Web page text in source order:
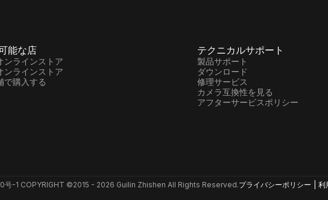
能な店
ンラインストア
ンラインストア
で購入する
テクニカルサポート
製品サポート
ダウンロード
修理サービス
カメラ互換性を見る
アフターサービスポリシー
号-1 COPYRIGHT ©2015 - 2026 Guilin Zhishen All Rights Reserved.プライバシーポリシー 利